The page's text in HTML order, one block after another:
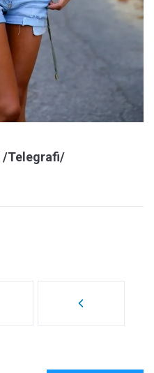
/Telegrafi/